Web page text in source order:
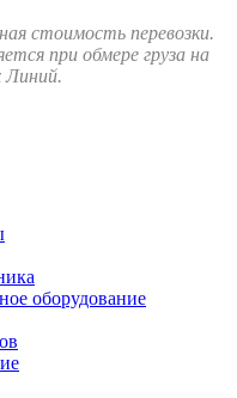
стоимость перевозки.
при обмере груза на
Линий.
оборудование